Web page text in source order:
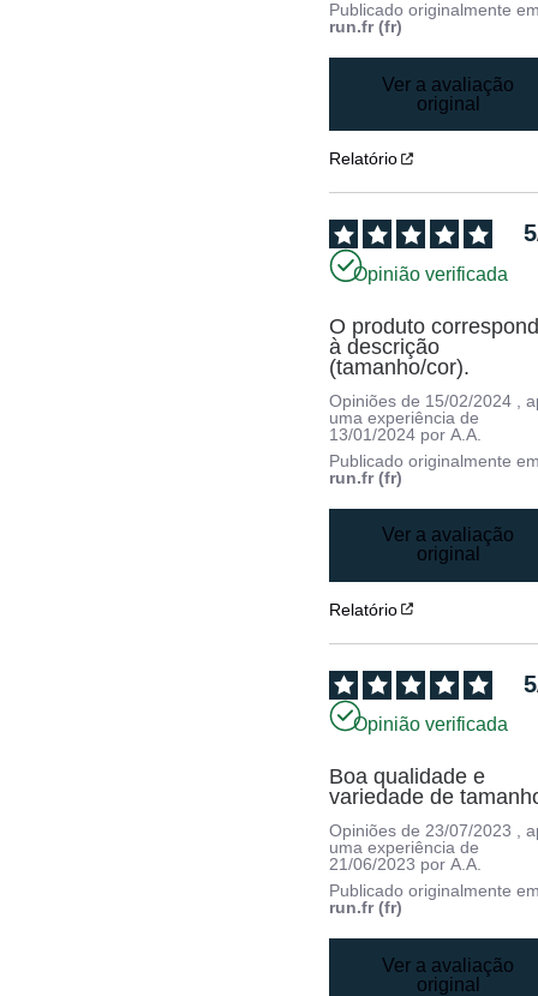
Publicado originalmente
run.fr (fr)
Ver a avaliação
original
Relatório
5
Opinião verificada
O produto
à descrição
(tamanho/cor).
Opiniões de 15/02/2024
,
uma experiência de
13/01/2024 porA.A.
Publicado originalmente
run.fr (fr)
Ver a avaliação
original
Relatório
5
Opinião verificada
Boa qualidade e
variedade de
Opiniões de 23/07/2023
,
uma experiência de
21/06/2023 porA.A.
Publicado originalmente
run.fr (fr)
Ver a avaliação
original